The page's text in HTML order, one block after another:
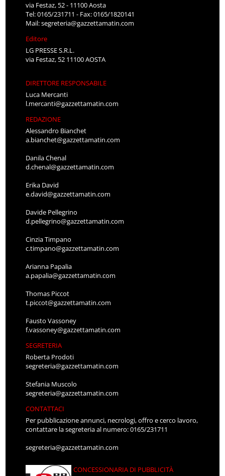
via Festaz, 52 - 11100 Aosta
Tel: 0165/231711 - Fax: 0165/1820141
Mail:segreteria@gazzettamatin.com
Editore
LG PRESSE S.R.L.
via Festaz, 52 11100 AOSTA
DIRETTORE RESPONSABILE
Luca Mercanti
l.mercanti@gazzettamatin.com
REDAZIONE
Alessandro Bianchet
a.bianchet@gazzettamatin.com
Danila Chenal
d.chenal@gazzettamatin.com
Erika David
e.david@gazzettamatin.com
Davide Pellegrino
d.pellegrino@gazzettamatin.com
Cinzia Timpano
c.timpano@gazzettamatin.com
Arianna Papalia
a.papalia@gazzettamatin.com
Thomas Piccot
t.piccot@gazzettamatin.com
Fausto Vassoney
f.vassoney@gazzettamatin.com
SEGRETERIA
Roberta Prodoti
segreteria@gazzettamatin.com
Stefania Muscolo
segreteria@gazzettamatin.com
CONTATTACI
Per pubblicazione annunci, necrologi, offro e cerco lavoro,
contattare la segreteria al numero: 0165/231711
segreteria@gazzettamatin.com
CONCESSIONARIA DI PUBBLICITÀ